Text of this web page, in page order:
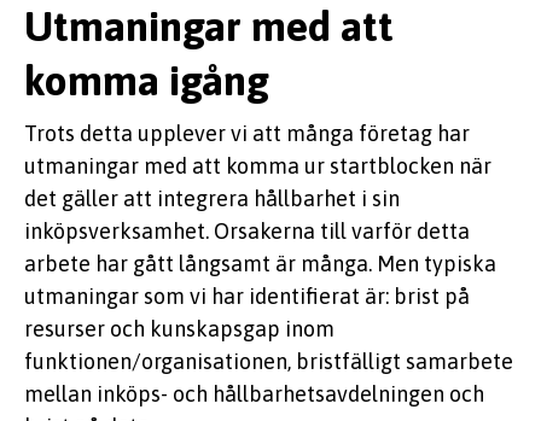
Utmaningar med att
komma igång
Trots detta upplever vi att många företag har
utmaningar med att komma ur startblocken när
det gäller att integrera hållbarhet i sin
inköpsverksamhet. Orsakerna till varför detta
arbete har gått långsamt är många. Men typiska
utmaningar som vi har identifierat är: brist på
resurser och kunskapsgap inom
funktionen/organisationen, bristfälligt samarbete
mellan inköps- och hållbarhetsavdelningen och